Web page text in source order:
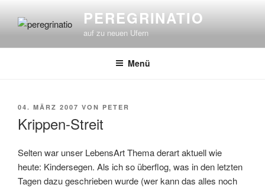
Inhalt
PEREGRINATIO
auf zu neuen Ufern
Menü
VERÖFFENTLICHT
04. MÄRZ 2007 VON PETER
Krippen-Streit
Selten war unser LebensArt Thema derart aktuell wie
heute: Kindersegen. Als ich so überflog, was in den letzten
Tagen dazu geschrieben wurde (wer kann das alles noch